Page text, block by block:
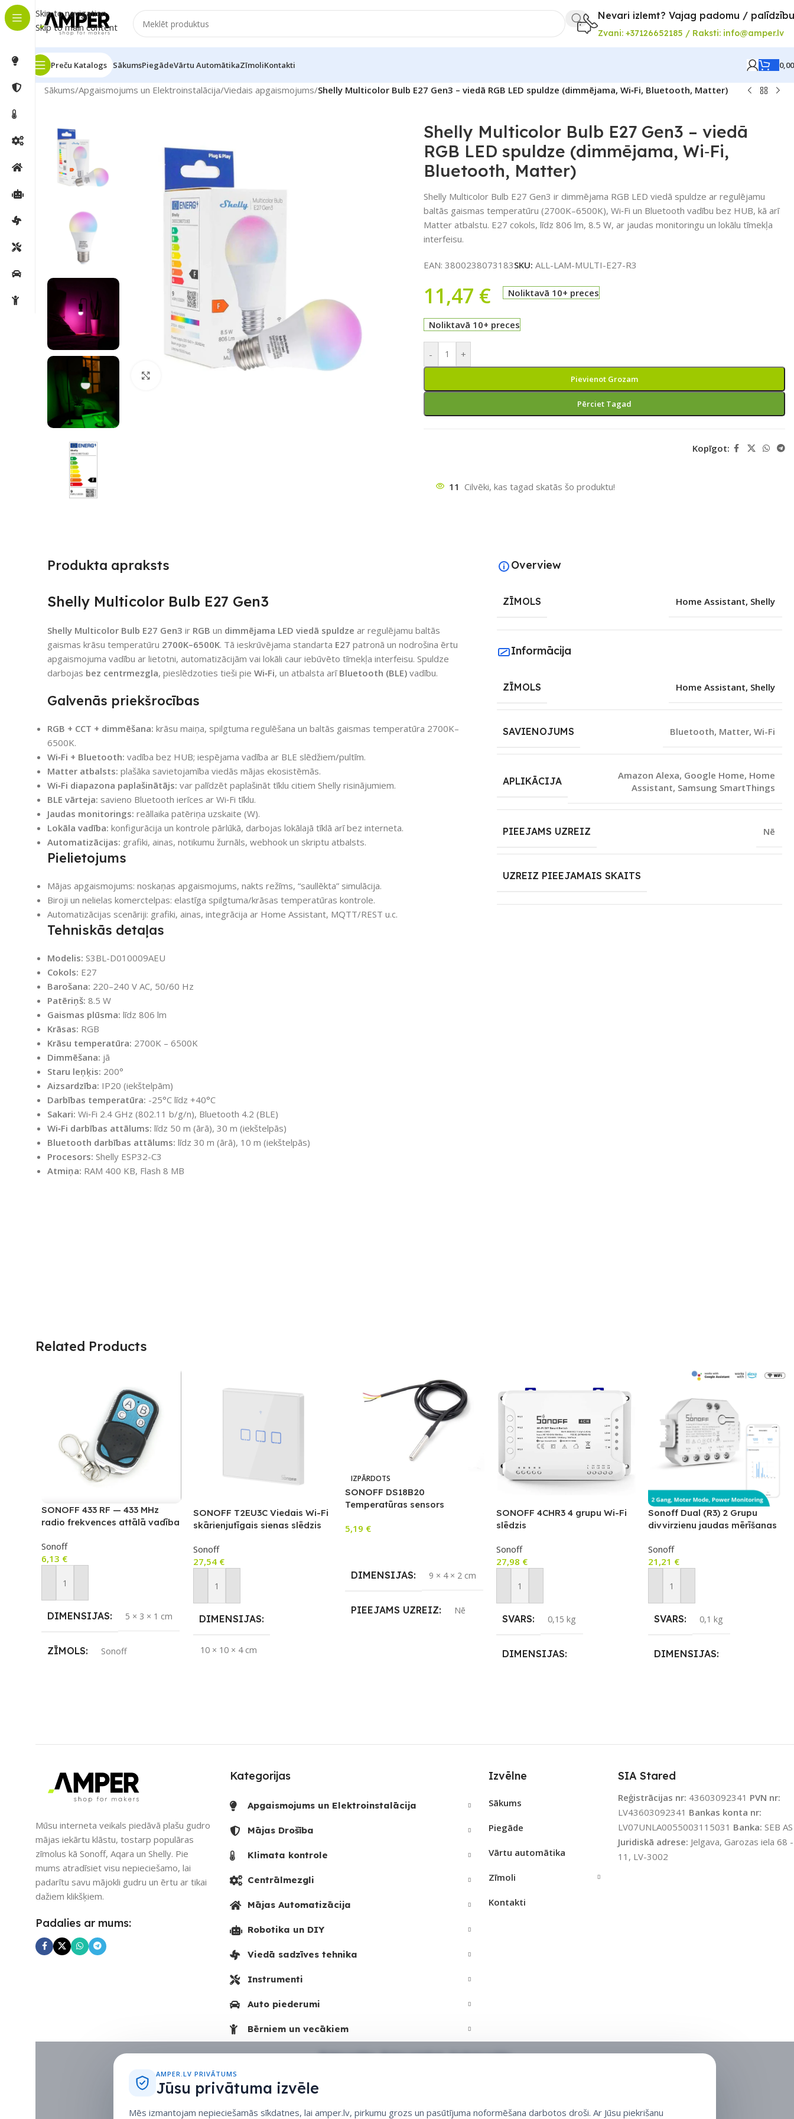
Skip to navigation
Skip to main content
Nevari izlemt? Vajag padomu /
Zvani: +37126652185 / Raksti: info@amper.lv
Preču Katalogs SākumsPiegādeVārtu AutomātikaZīmoliKontakti
Sākums/Apgaismojums un Elektroinstalācija/Viedais apgaismojums/Shelly Multicolor Bulb E27 Gen3 – viedā RGB LED spuldze (dimmējama, Wi‑Fi, Bluetooth, Matter)
Shelly Multicolor Bulb E27 Gen3 – viedā
RGB LED spuldze (dimmējama, Wi‑Fi,
Bluetooth, Matter)
Shelly Multicolor Bulb E27 Gen3 ir dimmējama RGB LED viedā spuldze ar regulējamu
baltās gaismas temperatūru (2700K–6500K), Wi‑Fi un Bluetooth vadību bez HUB, kā arī
Matter atbalstu. E27 cokols, līdz 806 lm, 8.5 W, ar jaudas monitoringu un lokālu tīmekļa
interfeisu.
EAN: 3800238073183SKU: ALL-LAM-MULTI-E27-R3
11,47 € Noliktavā 10+ preces
Noliktavā 10+ preces
- +
Pievienot Grozam
Pērciet Tagad
Kopīgot:
11 Cilvēki, kas tagad skatās šo produktu!
Produkta apraksts
Shelly Multicolor Bulb E27 Gen3
Shelly Multicolor Bulb E27 Gen3 ir RGB un dimmējama LED viedā spuldze ar regulējamu baltās
gaismas krāsu temperatūru 2700K–6500K. Tā ieskrūvējama standarta E27 patronā un nodrošina ērtu
apgaismojuma vadību ar lietotni, automatizācijām vai lokāli caur iebūvēto tīmekļa interfeisu. Spuldze
darbojas bez centrmezgla, pieslēdzoties tieši pie Wi‑Fi, un atbalsta arīBluetooth (BLE) vadību.
Galvenās priekšrocības
RGB + CCT + dimmēšana: krāsu maiņa, spilgtuma regulēšana un baltās gaismas temperatūra 2700K–
6500K.
Wi‑Fi + Bluetooth: vadība bez HUB; iespējama vadība ar BLE slēdžiem/pultīm.
Matter atbalsts: plašāka savietojamība viedās mājas ekosistēmās.
Wi‑Fi diapazona paplašinātājs: var palīdzēt paplašināt tīklu citiem Shelly risinājumiem.
BLE vārteja: savieno Bluetooth ierīces ar Wi‑Fi tīklu.
Jaudas monitorings: reāllaika patēriņa uzskaite (W).
Lokāla vadība: konfigurācija un kontrole pārlūkā, darbojas lokālajā tīklā arī bez interneta.
Automatizācijas: grafiki, ainas, notikumu žurnāls, webhook un skriptu atbalsts.
Pielietojums
Mājas apgaismojums: noskaņas apgaismojums, nakts režīms, “saullēkta” simulācija.
Biroji un nelielas komerctelpas: elastīga spilgtuma/krāsas temperatūras kontrole.
Automatizācijas scenāriji: grafiki, ainas, integrācija ar Home Assistant, MQTT/REST u.c.
Tehniskās detaļas
Modelis: S3BL-D010009AEU
Cokols: E27
Barošana: 220–240 V AC, 50/60 Hz
Patēriņš: 8.5 W
Gaismas plūsma: līdz 806 lm
Krāsas: RGB
Krāsu temperatūra: 2700K – 6500K
Dimmēšana: jā
Staru leņķis: 200°
Aizsardzība: IP20 (iekštelpām)
Darbības temperatūra: -25°C līdz +40°C
Sakari: Wi‑Fi 2.4 GHz (802.11 b/g/n), Bluetooth 4.2 (BLE)
Wi‑Fi darbības attālums: līdz 50 m (ārā), 30 m (iekštelpās)
Bluetooth darbības attālums: līdz 30 m (ārā), 10 m (iekštelpās)
Procesors: Shelly ESP32-C3
Atmiņa: RAM 400 KB, Flash 8 MB
Overview
ZĪMOLS Home Assistant, Shelly
Informācija
ZĪMOLS Home Assistant, Shelly
SAVIENOJUMS Bluetooth, Matter, Wi-Fi
APLIKĀCIJA
Amazon Alexa, Google Home, Home
Assistant, Samsung SmartThings
PIEEJAMS UZREIZ Nē
UZREIZ PIEEJAMAIS SKAITS
Related Products
SONOFF 433 RF — 433 MHz
radio frekvences attālā vadība
Sonoff
6,13 €
Pievienot Grozam
DIMENSIJAS 5 × 3 × 1 cm
ZĪMOLS Sonoff
PIEEJAMS UZREIZ
UZREIZ PIEEJAMAIS
1
SONOFF T2EU3C Viedais Wi-Fi
skārienjutīgais sienas slēdzis
Sonoff
27,54 €
Pievienot Grozam
DIMENSIJAS
10 × 10 × 4 cm
UZREIZ PIEEJAMAIS
IZPĀRDOTS
SONOFF DS18B20
Temperatūras sensors
5,19 €
DIMENSIJAS 9 × 4 × 2 cm
PIEEJAMS UZREIZ Nē
SONOFF 4CHR3 4 grupu Wi-Fi
slēdzis
Sonoff
27,98 €
Pievienot Grozam
SVARS 0,15 kg
DIMENSIJAS
PIEEJAMS UZREIZ
UZREIZ PIEEJAMAIS
1
Sonoff Dual (R3) 2 Grupu
divvirzienu jaudas mērīšanas
Sonoff
21,21 €
Pievienot Grozam
SVARS 0,1 kg
DIMENSIJAS
PIEEJAMS UZREIZ Jā
UZREIZ PIEEJAMAIS
Mūsu interneta veikals piedāvā plašu gudro
mājas iekārtu klāstu, tostarp populāras
zīmolus kā Sonoff, Aqara un Shelly. Pie
mums atradīsiet visu nepieciešamo, lai
padarītu savu mājokli gudru un ērtu ar tikai
dažiem klikšķiem.
Padalies ar mums:
Kategorijas
Apgaismojums un Elektroinstalācija
Mājas Drošība
Klimata kontrole
Centrālmezgli
Mājas Automatizācija
Robotika un DIY
Viedā sadzīves tehnika
Instrumenti
Auto piederumi
Bērniem un vecākiem
Izvēlne
Sākums
Piegāde
Vārtu automātika
Zīmoli
Kontakti
SIA Stared
Reģistrācijas nr: 43603092341 PVN nr:
LV43603092341 Bankas konta nr:
LV07UNLA0055003115031 Banka: SEB AS
Juridiskā adrese: Jelgava, Garozas iela 68 -
11, LV-3002
AMPER.LV PRIVĀTUMS
Jūsu privātuma izvēle
Mēs izmantojam nepieciešamās sīkdatnes, lai amper.lv, pirkumu grozs un pasūtījuma noformēšana darbotos droši. Ar Jūsu piekrišanu
Sīkdatņu politika• Sīkdatņu iestatījumi •Privātuma politika